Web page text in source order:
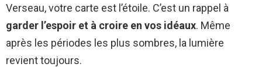
Verseau, votre carte est l’étoile. C’est un rappel à
garder l’espoir et à croire en vos idéaux. Même
après les périodes les plus sombres, la lumière
revient toujours.